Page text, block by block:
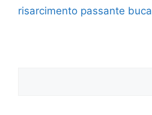
risarcimento passante buca